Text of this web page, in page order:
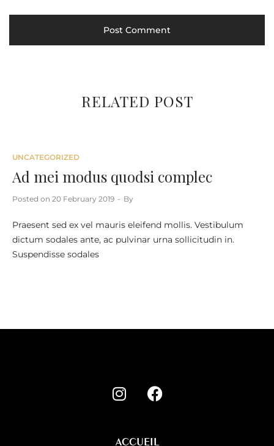
RELATED POST
UNCATEGORIZED
Ad mei modus quodsi complec
Posted on 20 February 2019 By
Praesent sed ex vel mauris eleifend mollis. Vestibulum
dictum sodales ante, ac pulvinar urna sollicitudin in.
Suspendisse sodales
ACCUEIL